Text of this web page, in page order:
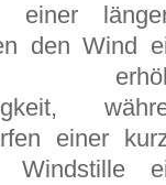
den Wind
einer
Windstille